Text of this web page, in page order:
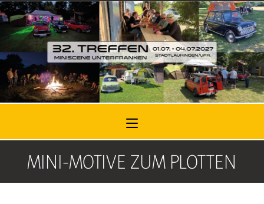
Zum
Inhalt
springen
MINI-MOTIVE ZUM PLOTTEN